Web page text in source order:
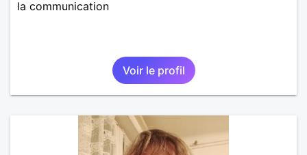
la communication
Voir le profil